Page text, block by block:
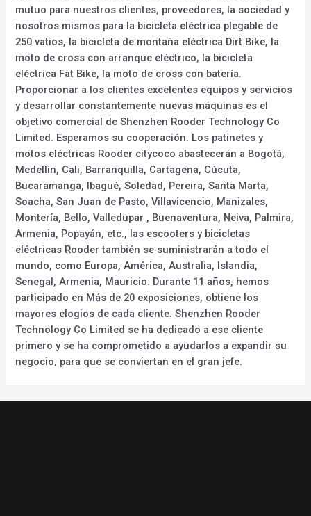
mutuo para nuestros clientes, proveedores, la sociedad y
nosotros mismos para la bicicleta eléctrica plegable de
250 vatios, la bicicleta de montaña eléctrica Dirt Bike, la
moto de cross con arranque eléctrico, la bicicleta
eléctrica Fat Bike, la moto de cross con batería.
Proporcionar a los clientes excelentes equipos y servicios
y desarrollar constantemente nuevas máquinas es el
objetivo comercial de Shenzhen Rooder Technology Co
Limited. Esperamos su cooperación. Los patinetes y
motos eléctricas Rooder citycoco abastecerán a Bogotá,
Medellín, Cali, Barranquilla, Cartagena, Cúcuta,
Bucaramanga, Ibagué, Soledad, Pereira, Santa Marta,
Soacha, San Juan de Pasto, Villavicencio, Manizales,
Montería, Bello, Valledupar , Buenaventura, Neiva, Palmira,
Armenia, Popayán, etc., las escooters y bicicletas
eléctricas Rooder también se suministrarán a todo el
mundo, como Europa, América, Australia, Islandia,
Senegal, Armenia, Mauricio. Durante 11 años, hemos
participado en Más de 20 exposiciones, obtiene los
mayores elogios de cada cliente. Shenzhen Rooder
Technology Co Limited se ha dedicado a ese cliente
primero y se ha comprometido a ayudarlos a expandir su
negocio, para que se conviertan en el gran jefe.